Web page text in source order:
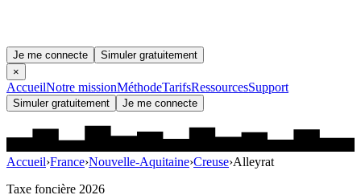
Je me connecte
Simuler gratuitement
×
AccueilNotre missionMéthodeTarifsRessourcesSupport
Simuler gratuitement Je me connecte
Accueil›France›Nouvelle-Aquitaine›Creuse›Alleyrat
Taxe foncière 2026